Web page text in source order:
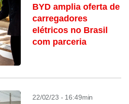
BYD amplia oferta de
carregadores
elétricos no Brasil
com parceria
22/02/23 - 16:49min